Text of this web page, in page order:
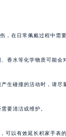
，在日常佩戴过程中需
香水等化学物质可能会
生碰撞的活动时，请尽
要清洁或维护。
可以有效延长积家手表